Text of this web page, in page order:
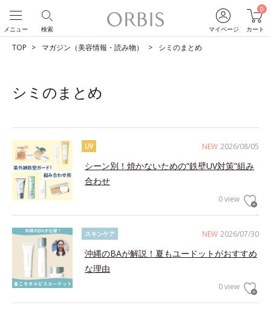
マイページ
0
カート
検索
メニュー
TOP マガジン（美容情報・読み物） シミのまとめ
シミのまとめ
NEW 2026/08/05
UV
シーン別！焼かないための“鉄壁UV対策”組み
合わせ
0 view
NEW 2026/07/30
スキンケア
沖縄のBAが解説！夏もユードットがおすすめ
な理由
0 view